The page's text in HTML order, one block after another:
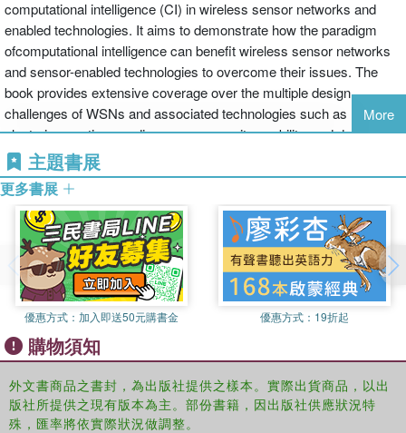
computational intelligence (CI) in wireless sensor networks and
enabled technologies. It aims to demonstrate how the paradigm
ofcomputational intelligence can benefit wireless sensor networks
and sensor-enabled technologies to overcome their issues. The
book provides extensive coverage over the multiple design
challenges of WSNs and associated technologies such as
clustering, routing, media access, security, mobility, and design of
energy-efficient network operations. The book describes various CI
strategies such as fuzzy computing, evolutionary computing,
reinforcement learning, artificial intelligence, swarm intelligence,
teaching learning-based optimization, etc. It also discusses
applying the techniques mentioned above in wireless sensor
networks and sensor-enabled technologies to meet the inherent
design challenges. The book mainly addresses the challenges
pertaining to the development of intelligent network systems via
computational intelligence. It provides insights into how intelligence
has been pursued and can further be pursued in the development
of sensor-enabled applications"--
More
主題書展
更多書展
優惠方式： 加入即送50元購書金 優惠方式： 19折起
購物須知
外文書商品之書封，為出版社提供之樣本。實際出貨商品，以出
版社所提供之現有版本為主。部份書籍，因出版社供應狀況特
殊，匯率將依實際狀況做調整。